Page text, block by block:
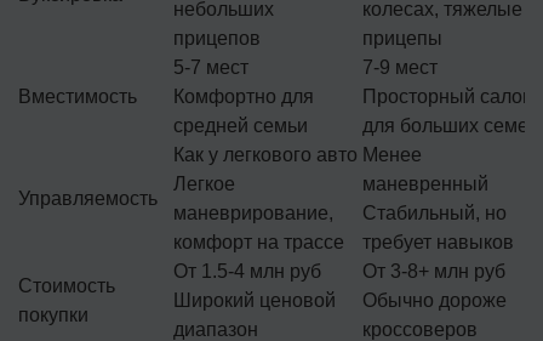
небольших
прицепов
колесах, тяжелые
прицепы
Вместимость
5-7 мест
Комфортно для
средней семьи
7-9 мест
Просторный салон
для больших семей
Управляемость
Как у легкового авто
Легкое
маневрирование,
комфорт на трассе
Менее
маневренный
Стабильный, но
требует навыков
Стоимость
покупки
От 1.5-4 млн руб
Широкий ценовой
диапазон
От 3-8+ млн руб
Обычно дороже
кроссоверов